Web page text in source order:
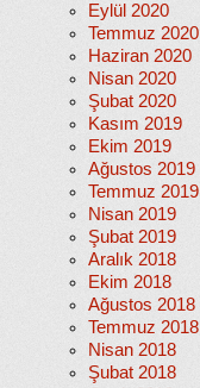
Eylül 2020
Temmuz 2020
Haziran 2020
Nisan 2020
Şubat 2020
Kasım 2019
Ekim 2019
Ağustos 2019
Temmuz 2019
Nisan 2019
Şubat 2019
Aralık 2018
Ekim 2018
Ağustos 2018
Temmuz 2018
Nisan 2018
Şubat 2018